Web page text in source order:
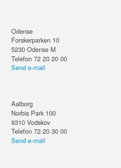
Odense
Forskerparken 10
5230 Odense M
Telefon 72 20 20 00
Send e-mail
Aalborg
Norbis Park 100
9310 Vodskov
Telefon 72 20 30 00
Send e-mail